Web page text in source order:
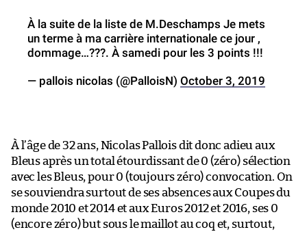
À la suite de la liste de M.Deschamps Je mets
un terme à ma carrière internationale ce jour ,
dommage…???. À samedi pour les 3 points !!!
— pallois nicolas (@PalloisN) October 3, 2019
À l’âge de 32 ans, Nicolas Pallois dit donc adieu aux
Bleus après un total étourdissant de 0 (zéro) sélection
avec les Bleus, pour 0 (toujours zéro) convocation. On
se souviendra surtout de ses absences aux Coupes du
monde 2010 et 2014 et aux Euros 2012 et 2016, ses 0
(encore zéro) but sous le maillot au coq et, surtout,